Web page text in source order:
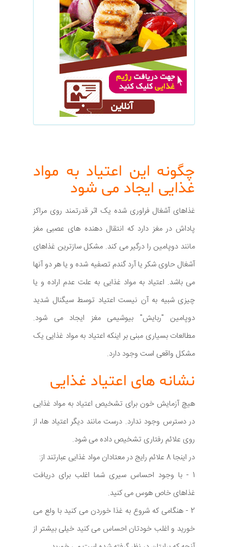
چگونه این اعتیاد به مواد
غذایی ایجاد می شود
غذاهای آشغال فراوری شده یک اثر قدرتمند روی مراکز
پاداش در مغز دارد که انتقال دهنده های عصبی مغز
مانند دوپامین را درگیر می کند. مشکل سازترین غذاهای
آشغال حاوی شکر یا آرد گندم تصفیه شده و یا هر دو آنها
می باشد. اعتیاد به مواد غذایی به علت عدم اراده و یا
چیزی شبیه به آن نیست اعتیاد توسط سیگنال شدید
دوپامین "ربایش" بیوشیمی مغز ایجاد می شود.
مطالعات بسیاری مبنی بر اینکه اعتیاد به مواد غذایی یک
مشکل واقعی است وجود دارد.
نشانه های اعتیاد غذایی
هیچ آزمایش خون برای تشخیص اعتیاد به مواد غذایی
در دسترس وجود ندارد. درست مانند دیگر اعتیاد ها، از
روی علائم رفتاری تشخیص داده می شود.
در اینجا 8 علائم رایج در معتادان مواد غذایی عبارتند از:
1 - با وجود احساس سیری شما اغلب برای دریافت
غذاهای خاص هوس می کنید.
2 - هنگامی که شروع به غذا خوردن می کنید با ولع می
خورید و اغلب خودتان احساس می کنید خیلی بیشتر از